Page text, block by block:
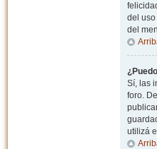
del
del
Sí, las
foro.
utilizá